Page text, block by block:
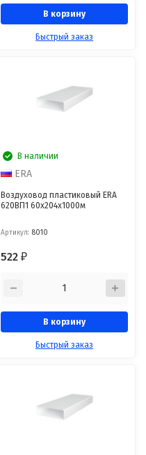
В корзину
Быстрый заказ
В наличии
ERA
Воздуховод пластиковый ERA
620ВП1 60x204x1000м
Артикул: 8010
522₽
В корзину
Быстрый заказ